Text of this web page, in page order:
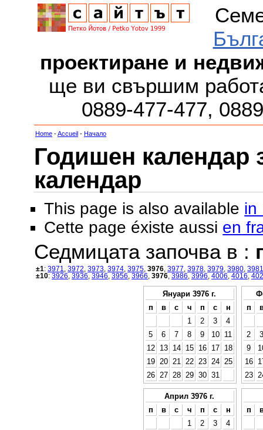
проектиране и
ще ви свършим
0889-477-477,
Home -Accueil - Начало
Годишен календар
календар
This page is also available in
Cette page éxiste aussi en
Седмицата започва в :
±1: 3971 3972 3973 3974 3975 3976 3977 3978 3979 3980 3981
±10: 3926 3936 3946 3956 3966 3976 3986 3996 4006 4016
Януари 3976 г.
п
в с ч п с
н
1
2 3
4
5
6 7 8 9 10
11
12
13 14 15 16 17
18
19
20 21 22 23 24
25
26
27 28 29 30 31
п
2
3
9
16
23
Април 3976 г.
п
в с ч п с
н
1
2 3
4
п